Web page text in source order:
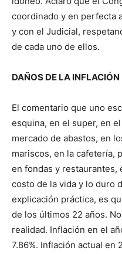
coordinado y en perfecta
y con el Judicial,
de cada uno de ellos.
DAÑOS DE LA INFLACIÓN
El comentario que uno
esquina, en el super, en
mercado de abastos, en
mariscos, en la cafetería,
en fondas y restaurantes,
costo de la vida y lo duro
explicación práctica, es
de los últimos 22 años.
realidad. Inflación en el
7.86%. Inflación actual en